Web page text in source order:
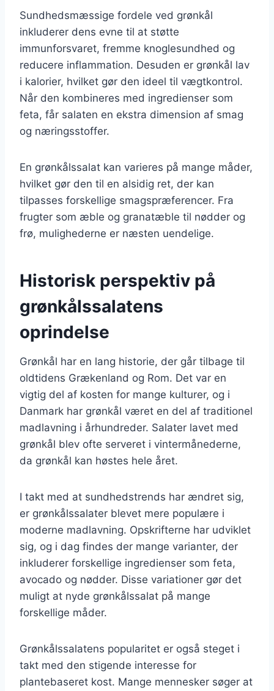
Sundhedsmæssige fordele ved grønkål
inkluderer dens evne til at støtte
immunforsvaret, fremme knoglesundhed og
reducere inflammation. Desuden er grønkål lav
i kalorier, hvilket gør den ideel til vægtkontrol.
Når den kombineres med ingredienser som
feta, får salaten en ekstra dimension af smag
og næringsstoffer.
En grønkålssalat kan varieres på mange måder,
hvilket gør den til en alsidig ret, der kan
tilpasses forskellige smagspræferencer. Fra
frugter som æble og granatæble til nødder og
frø, mulighederne er næsten uendelige.
Historisk perspektiv på
grønkålssalatens
oprindelse
Grønkål har en lang historie, der går tilbage til
oldtidens Grækenland og Rom. Det var en
vigtig del af kosten for mange kulturer, og i
Danmark har grønkål været en del af traditionel
madlavning i århundreder. Salater lavet med
grønkål blev ofte serveret i vintermånederne,
da grønkål kan høstes hele året.
I takt med at sundhedstrends har ændret sig,
er grønkålssalater blevet mere populære i
moderne madlavning. Opskrifterne har udviklet
sig, og i dag findes der mange varianter, der
inkluderer forskellige ingredienser som feta,
avocado og nødder. Disse variationer gør det
muligt at nyde grønkålssalat på mange
forskellige måder.
Grønkålssalatens popularitet er også steget i
takt med den stigende interesse for
plantebaseret kost. Mange mennesker søger at